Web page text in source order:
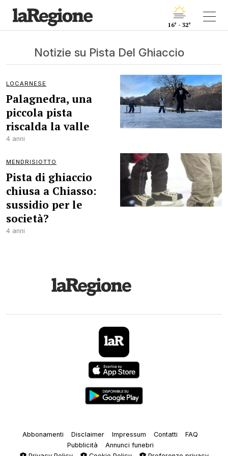
16° - 32°
Notizie su Pista Del Ghiaccio
LOCARNESE
Palagnedra, una
piccola pista
riscalda la valle
4 anni
MENDRISIOTTO
Pista di ghiaccio
chiusa a Chiasso:
sussidio per le
società?
4 anni
Abbonamenti Disclaimer Impressum Contatti
FAQ
Pubblicità
Annunci funebri